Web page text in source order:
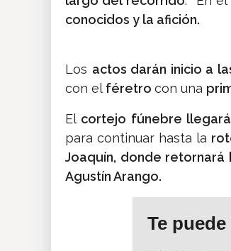
conocidos y la afición.
Los actos darán inicio a
con elféretro con una
El cortejo fúnebre
para continuar hasta la
Joaquín, donde retornará
Agustín Arango.
Te